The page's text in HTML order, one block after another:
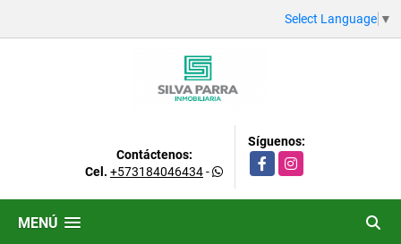
Select Language ▼
Contáctenos:
Cel. +573184046434-
Síguenos:
FacebookInstagram
MENÚ